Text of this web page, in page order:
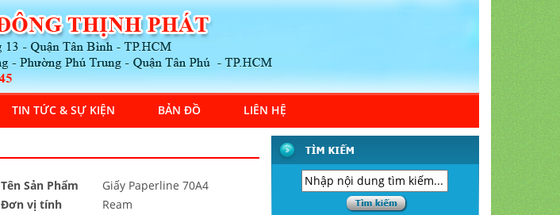
TIN TỨC & SỰ KIỆN BẢN ĐỒ LIÊN HỆ
Tên Sản Phẩm
Giấy Paperline 70A4
Đơn vị tính
Ream